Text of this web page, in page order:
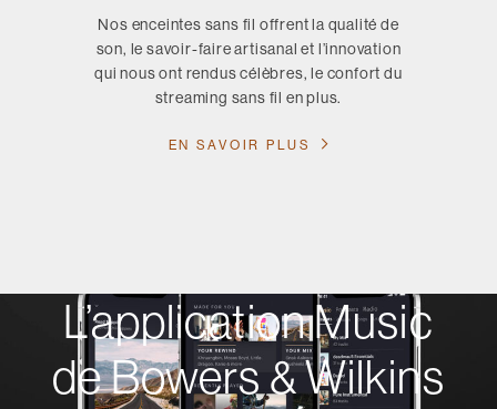
Nos enceintes sans fil offrent la qualité de
son, le savoir-faire artisanal et l’innovation
qui nous ont rendus célèbres, le confort du
streaming sans fil en plus.
EN SAVOIR PLUS
L’application Music
de Bowers & Wilkins